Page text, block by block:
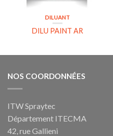
DILUANT
DILU PAINT AR
NOS COORDONNÉES
ITW Spraytec
Département ITECMA
42, rue Gallieni